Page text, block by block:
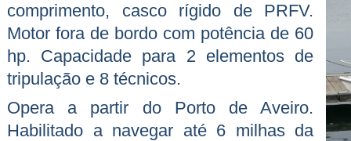
comprimento, casco rígido de PRFV.
Motor fora de bordo com potência de 60
hp. Capacidade para 2 elementos de
tripulação e 8 técnicos.
Opera a partir do Porto de Aveiro.
Habilitado a navegar até 6 milhas da